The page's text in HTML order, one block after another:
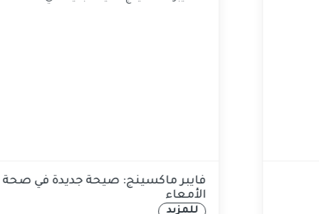
فايبر
عالي بالبروتين ومُشبع